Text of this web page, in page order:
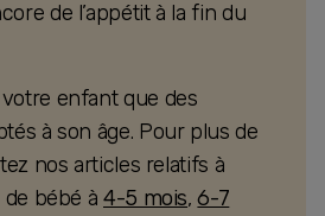
de l’appétit à la fin du
enfant que des
à son âge. Pour plus de
nos articles relatifs à
de bébé à 4-5 mois,6-7